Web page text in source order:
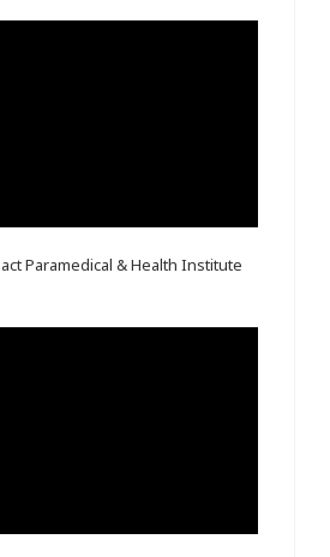
Paramedical & Health Institute